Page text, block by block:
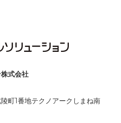
式会社
町1番地テクノアークしまね南